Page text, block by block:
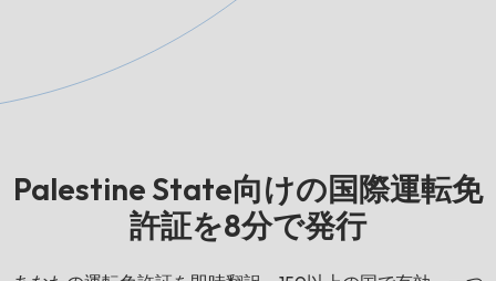
Palestine State向けの国際運転免
許証を8分で発行